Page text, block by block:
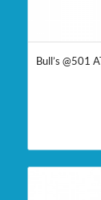
Bull’s @501